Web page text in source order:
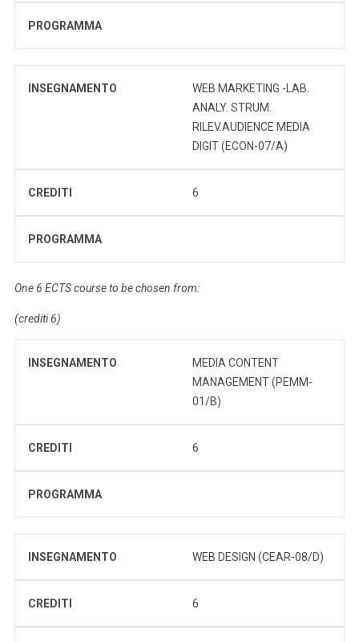
PROGRAMMA
INSEGNAMENTO
WEB MARKETING -LAB.
ANALY. STRUM.
RILEV.AUDIENCE MEDIA
DIGIT (ECON-07/A)
CREDITI 6
PROGRAMMA
One 6 ECTS course to be chosen from:
(crediti 6)
INSEGNAMENTO
MEDIA CONTENT
MANAGEMENT (PEMM-
01/B)
CREDITI 6
PROGRAMMA
INSEGNAMENTO WEB DESIGN (CEAR-08/D)
CREDITI 6